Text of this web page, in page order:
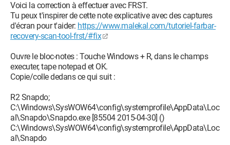
Voici la correction à effectuer avec FRST.
Tu peux t'inspirer de cette note explicative avec des captures
d'écran pour t'aider: https://www.malekal.com/tutoriel-farbar-
recovery-scan-tool-frst/#fix
Ouvre le bloc-notes : Touche Windows + R, dans le champs
executer, tape notepad et OK.
Copie/colle dedans ce qui suit :
R2 Snapdo;
C:\Windows\SysWOW64\config\systemprofile\AppData\Loc
al\Snapdo\Snapdo.exe [85504 2015-04-30] ()
C:\Windows\SysWOW64\config\systemprofile\AppData\Loc
al\Snapdo